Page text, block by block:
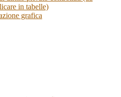
in tabelle)
grafica